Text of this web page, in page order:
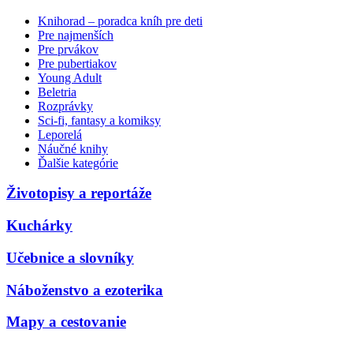
Knihorad – poradca kníh pre deti
Pre najmenších
Pre prvákov
Pre pubertiakov
Young Adult
Beletria
Rozprávky
Sci-fi, fantasy a komiksy
Leporelá
Náučné knihy
Ďalšie kategórie
Životopisy a reportáže
Kuchárky
Učebnice a slovníky
Náboženstvo a ezoterika
Mapy a cestovanie